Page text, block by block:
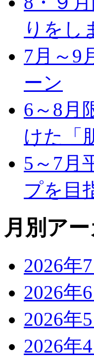
りをし
7月～9
ーン
6～8月
けた「
5～7月
プを目
月別ア
2026年7
2026年6
2026年5
2026年4